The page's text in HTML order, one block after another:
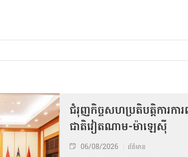
ជំរុញកិច្ចសហប្រតិបត្តិការការ
ជាតិវៀតណាម-ម៉ាឡេស៊ី
06/08/2026 ព័ត៌មាន